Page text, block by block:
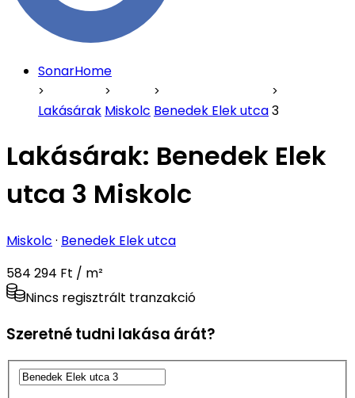
SonarHome
Lakásárak Miskolc Benedek Elek utca3
Lakásárak: Benedek Elek
utca 3 Miskolc
Miskolc · Benedek Elek utca
584 294 Ft / m²
Nincs regisztrált tranzakció
Szeretné tudni lakása árát?